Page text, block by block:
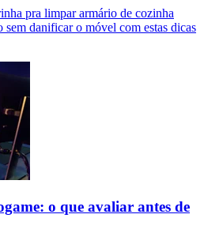
pra limpar armário de cozinha
sem danificar o móvel com estas dicas
o que avaliar antes de